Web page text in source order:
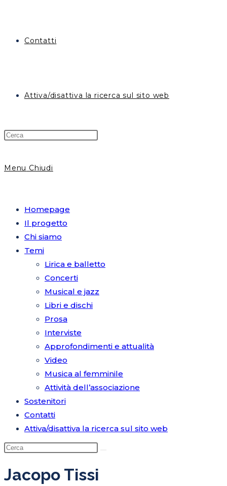
Contatti
Attiva/disattiva la ricerca sul sito web
Menu Chiudi
Homepage
Il progetto
Chi siamo
Temi
Lirica e balletto
Concerti
Musical e jazz
Libri e dischi
Prosa
Interviste
Approfondimenti e attualità
Video
Musica al femminile
Attività dell’associazione
Sostenitori
Contatti
Attiva/disattiva la ricerca sul sito web
Jacopo Tissi